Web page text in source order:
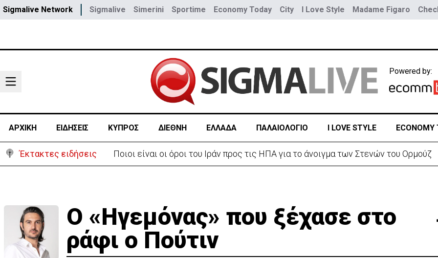
Sigmalive Network Sigmalive Simerini Sportime Economy Today City I Love Style Madame Figaro
Powered by:
ΑΡΧΙΚΗ ΕΙΔΗΣΕΙΣ ΚΥΠΡΟΣ ΔΙΕΘΝΗ ΕΛΛΑΔΑ ΠΑΛΑΙΟΛΟΓΙΟ I LOVE STYLE ECONOMY
Έκτακτες ειδήσεις Ποιοι είναι οι όροι του Ιράν προς τις ΗΠΑ για το άνοιγμα των Στενών του Ορμούζ
Ο «Ηγεμόνας» που ξέχασε στο
ράφι ο Πούτιν